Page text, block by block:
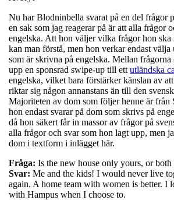
Nu har Blodninbella svarat på en del frågor
en sak som jag reagerar på är att alla frågor
engelska. Att hon väljer vilka frågor hon ska
kan man förstå, men hon verkar endast välja
som är skrivna på engelska. Mellan frågorna
upp en sponsrad swipe-up till ett utländska
engelska, vilket bara förstärker känslan av
riktar sig någon annanstans än till den
Majoriteten av dom som följer henne är från
hon endast svarar på dom som skrivs på
då hon säkert får in massor av frågor på
alla frågor och svar som hon lagt upp, men
dom i textform i inlägget här.
Fråga: Is the new house only yours, or
Svar: Me and the kids! I would never live
again. A home team with women is better. I
with Hampus when I choose to.